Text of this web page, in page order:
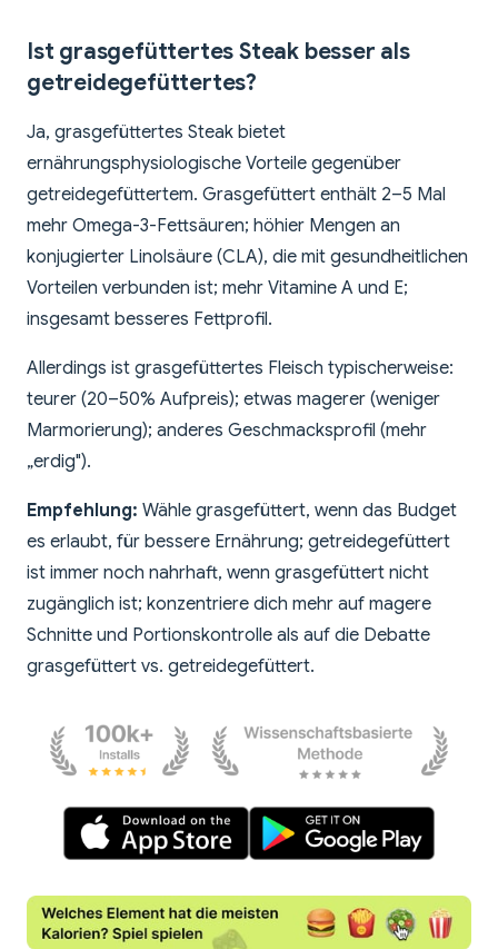
Ist grasgefüttertes Steak besser als
getreidegefüttertes?
Ja, grasgefüttertes Steak bietet
ernährungsphysiologische Vorteile gegenüber
getreidegefüttertem. Grasgefüttert enthält 2–5 Mal
mehr Omega-3-Fettsäuren; höhier Mengen an
konjugierter Linolsäure (CLA), die mit gesundheitlichen
Vorteilen verbunden ist; mehr Vitamine A und E;
insgesamt besseres Fettprofil.
Allerdings ist grasgefüttertes Fleisch typischerweise:
teurer (20–50% Aufpreis); etwas magerer (weniger
Marmorierung); anderes Geschmacksprofil (mehr
„erdig").
Empfehlung: Wähle grasgefüttert, wenn das Budget
es erlaubt, für bessere Ernährung; getreidegefüttert
ist immer noch nahrhaft, wenn grasgefüttert nicht
zugänglich ist; konzentriere dich mehr auf magere
Schnitte und Portionskontrolle als auf die Debatte
grasgefüttert vs. getreidegefüttert.